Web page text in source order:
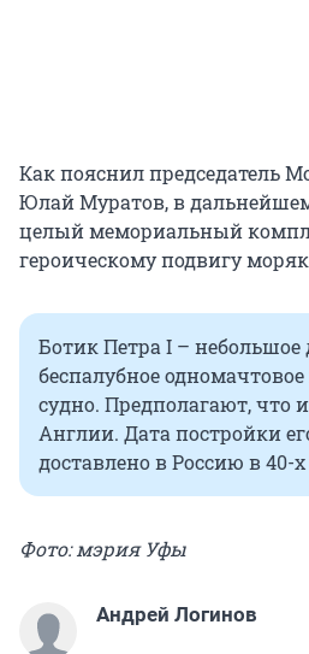
Как пояснил председатель
Юлай Муратов, в
целый мемориальный
героическому подвигу
Ботик Петра I – небольшое
беспалубное
судно. Предполагают, что
Англии. Дата постройки
доставлено в Россию в 40-
Фото: мэрия Уфы
Андрей Логинов